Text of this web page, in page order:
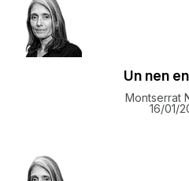
Un nen
Montserrat
16/01/